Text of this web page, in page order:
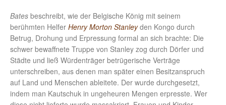
Bates beschreibt, wie der Belgische König mit seinem
berühmten Helfer Henry Morton Stanleyden Kongo durch
Betrug, Drohung und Erpressung formal an sich brachte: Die
schwer bewaffnete Truppe von Stanley zog durch Dörfer und
Städte und ließ Würdenträger betrügerische Verträge
unterschreiben, aus denen man später einen Besitzanspruch
auf Land und Menschen ableitete. Der wurde durchgesetzt,
indem man Kautschuk in ungeheuren Mengen erpresste. Wer